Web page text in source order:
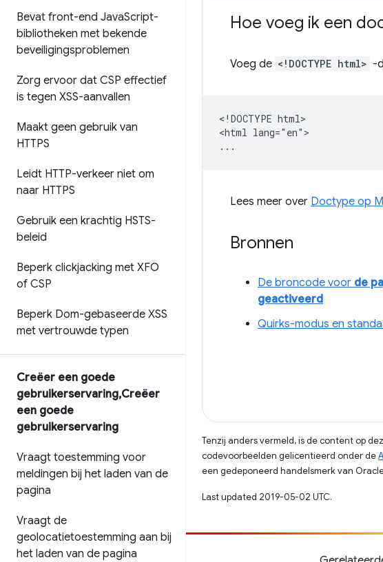
Bevat front-end JavaScript-
bibliotheken met bekende
beveiligingsproblemen
Zorg ervoor dat CSP effectief
is tegen XSS-aanvallen
Maakt geen gebruik van
HTTPS
Leidt HTTP-verkeer niet om
naar HTTPS
Gebruik een krachtig HSTS-
beleid
Beperk clickjacking met XFO
of CSP
Beperk Dom-gebaseerde XSS
met vertrouwde typen
Creëer een goede
gebruikerservaring,Creëer
een goede
gebruikerservaring
Vraagt ​​toestemming voor
meldingen bij het laden van de
pagina
Vraagt ​​de
geolocatietoestemming aan bij
het laden van de pagina
Hoe voeg ik een
Voeg de <!DOCTYPE html> -
<!DOCTYPE html>
<html lang="en">
Lees meer over Doctype op
Bronnen
De broncode voor de
geactiveerd
Quirks-modus en
Tenzij anders vermeld, is de content op
codevoorbeelden gelicentieerd onder de
een gedeponeerd handelsmerk van
Last updated 2019-05-02 UTC.